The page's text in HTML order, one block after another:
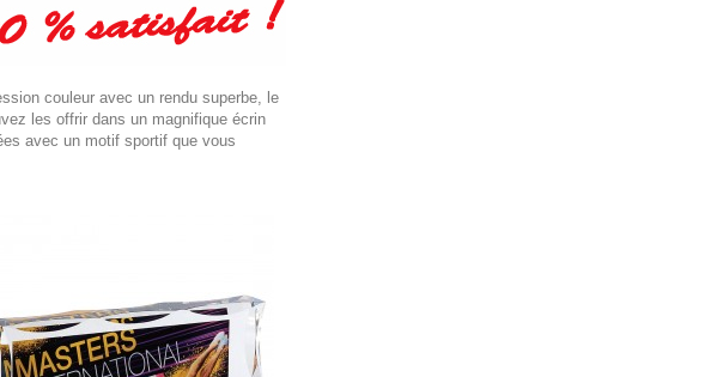
couleur avec un rendu superbe, le
les offrir dans un magnifique écrin
avec un motif sportif que vous